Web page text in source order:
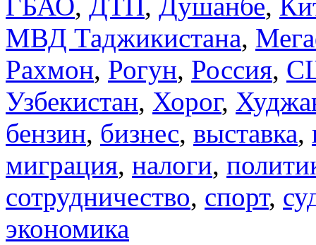
ГБАО, ДТП, Душанбе,
МВД Таджикистана,
Рахмон, Рогун, Россия,
Узбекистан, Хорог,
бензин, бизнес, выставка,
миграция, налоги,
сотрудничество, спорт,
экономика